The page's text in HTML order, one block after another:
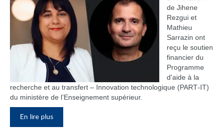
de Jihene
Rezgui et
Mathieu
Sarrazin ont
reçu le soutien
financier du
Programme
d'aide à la
recherche et au transfert – Innovation technologique (PART‑IT)
du ministère de l’Enseignement supérieur.
En lire plus